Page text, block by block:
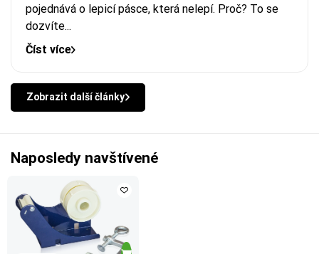
pojednává o lepicí pásce, která nelepí. Proč? To se
dozvíte...
Číst více
Zobrazit další články
Naposledy navštívené